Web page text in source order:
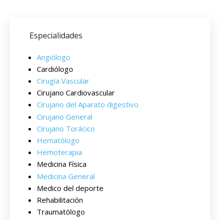
Especialidades
Angiólogo
Cardiólogo
Cirugía Vascular
Cirujano Cardiovascular
Cirujano del Aparato digestivo
Cirujano General
Cirujano Torácico
Hematólogo
Hemoterapia
Medicina Física
Medicina General
Medico del deporte
Rehabilitación
Traumatólogo